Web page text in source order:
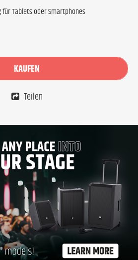
Tablets oder Smartphones
KAUFEN
Teilen